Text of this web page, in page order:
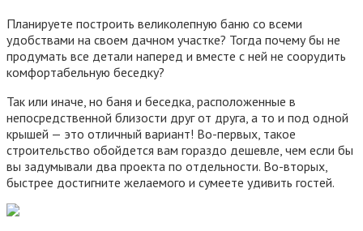
Планируете построить великолепную баню со всеми
удобствами на своем дачном участке? Тогда почему бы не
продумать все детали наперед и вместе с ней не соорудить
комфортабельную беседку?
Так или иначе, но баня и беседка, расположенные в
непосредственной близости друг от друга, а то и под одной
крышей — это отличный вариант! Во-первых, такое
строительство обойдется вам гораздо дешевле, чем если бы
вы задумывали два проекта по отдельности. Во-вторых,
быстрее достигните желаемого и сумеете удивить гостей.